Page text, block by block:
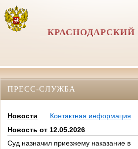
КРАСНОДАРСКИЙ
ПРЕСС-СЛУЖБА
Новости
Контактная информация
Новость от 12.05.2026
Суд назначил приезжему наказание в